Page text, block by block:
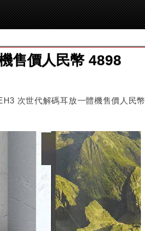
售價人民幣 4898
次世代解碼耳放一體機售價人民幣